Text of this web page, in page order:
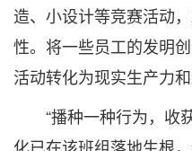
造、小设计等竞赛活动
性。将一些员工的发明
活动转化为现实生产力和
“播种一种行为，收